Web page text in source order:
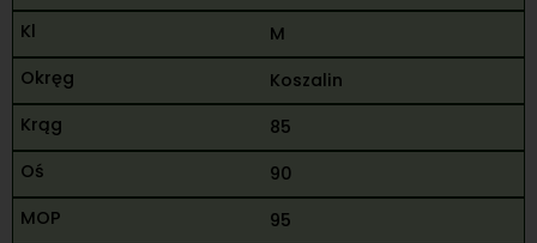
M
Koszalin
85
90
95